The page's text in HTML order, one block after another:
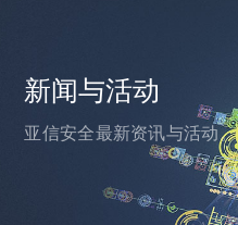
新闻与活动
亚信安全最新资讯与活动。